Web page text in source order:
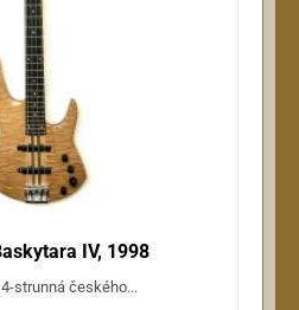
IV, 1998
strunná českého...